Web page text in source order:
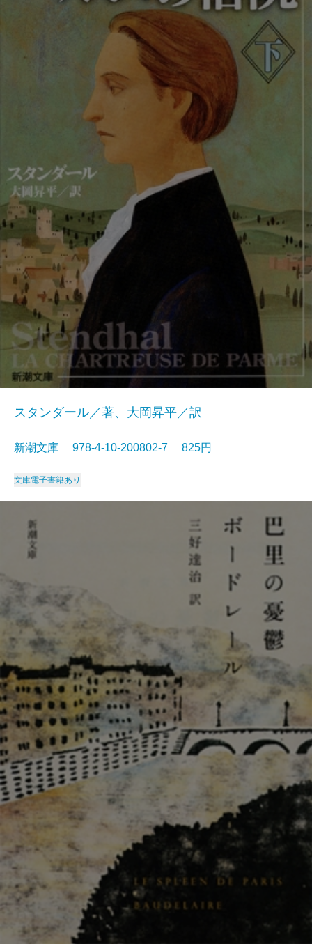
スタンダール／著、大岡昇平／訳
新潮文庫 978-4-10-200802-7 825円
文庫電子書籍あり